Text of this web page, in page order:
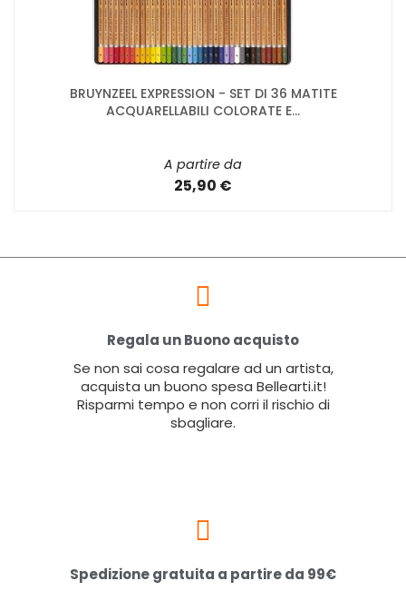
BRUYNZEEL EXPRESSION - SET DI 36 MATITE
ACQUARELLABILI COLORATE E...
A partire da
25,90 €
Regala un Buono acquisto
Se non sai cosa regalare ad un artista,
acquista un buono spesa Bellearti.it!
Risparmi tempo e non corri il rischio di
sbagliare.
Spedizione gratuita a partire da 99€